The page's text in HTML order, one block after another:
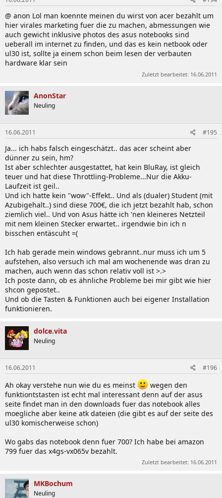
@ anon Lol man koennte meinen du wirst von acer bezahlt um
hier virales marketing fuer die zu machen, abmessungen wie
auch gewicht inklusive photos des asus notebooks sind
ueberall im internet zu finden, und das es kein netbook oder
ul30 ist, sollte ja einem schon beim lesen der verbauten
hardware klar sein
Zuletzt bearbeitet: 16.06.2011
AnonStar
Neuling
16.06.2011 #195
Ja... ich habs falsch eingeschätzt.. das acer scheint aber
dünner zu sein, hm?
Ist aber schlechter ausgestattet, hat kein BluRay, ist gleich
teuer und hat diese Throttling-Probleme...Nur die Akku-
Laufzeit ist geil..
Und ich hatte kein "wow"-Effekt.. Und als (dualer) Student (mit
Azubigehalt..) sind diese 700€, die ich jetzt bezahlt hab, schon
ziemlich viel.. Und von Asus hätte ich 'nen kleineres Netzteil
mit nem kleinen Stecker erwartet.. irgendwie bin ich n
bisschen entäscuht =(
Ich hab gerade mein windows gebrannt..nur muss ich um 5
aufstehen, also versuch ich mal am wochenende was dran zu
machen, auch wenn das schon relativ voll ist >.>
Ich poste dann, ob es ähnliche Probleme bei mir gibt wie hier
shcon gepostet..
Und ob die Tasten & Funktionen auch bei eigener Installation
funktionieren.
dolce.vita
Neuling
16.06.2011 #196
Ah okay verstehe nun wie du es meinst
wegen den
funktiontstasten ist echt mal interessant denn auf der asus
seite findet man in den downloads fuer das notebook alles
moegliche aber keine atk dateien (die gibt es auf der seite des
ul30 komischerweise schon)
Wo gabs das notebook denn fuer 700? Ich habe bei amazon
799 fuer das x4gs-vx065v bezahlt.
Zuletzt bearbeitet: 16.06.2011
MKBochum
Neuling